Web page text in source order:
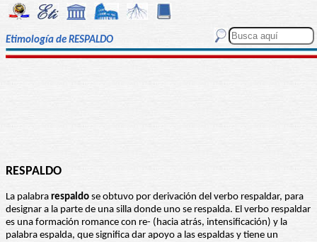
Etimología de RESPALDO
RESPALDO
La palabra respaldo se obtuvo por derivación del verbo respaldar, para
designar a la parte de una silla donde uno se respalda. El verbo respaldar
es una formación romance con re- (hacia atrás, intensificación) y la
palabra espalda, que significa dar apoyo a las espaldas y tiene un